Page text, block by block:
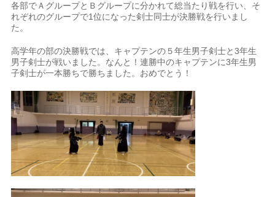
各部でＡグループとＢグループに分かれて総当たり戦を行い、そ
れぞれのグループで1位になった剣士同士が決勝戦を行いまし
た。
高学年の部の決勝戦では、キャプテンの５年生男子剣士と3年生
男子剣士が戦いました。なんと！連勝中のキャプテンに3年生男
子剣士が一本勝ちで勝ちました。おめでとう！